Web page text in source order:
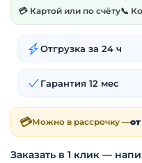
💳 Картой или по счёту📞
Отгрузка за 24 ч
Гарантия 12 мес
💳Можно в рассрочку —
Заказать в 1 клик —